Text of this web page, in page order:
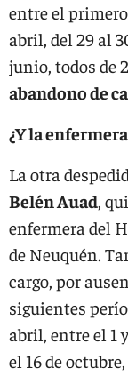
entre el primero
abril, del 29 al
junio, todos de
abandono de
¿Y la
La otra
Belén Auad,
enfermera del
de Neuquén.
cargo, por
siguientes
abril, entre el 1
el 16 de